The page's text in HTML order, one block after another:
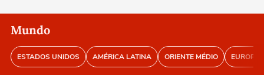
Mundo
ESTADOS UNIDOS AMÉRICA LATINA ORIENTE MÉDIO EUROPA